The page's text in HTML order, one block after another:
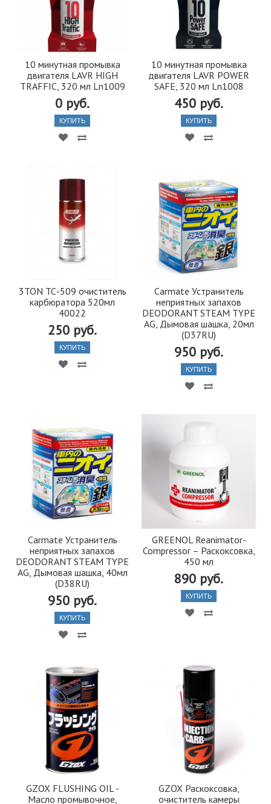
10 минутная промывка
двигателя LAVR HIGH
TRAFFIC, 320 мл Ln1009
0 руб.
КУПИТЬ
10 минутная промывка
двигателя LAVR POWER
SAFE, 320 мл Ln1008
450 руб.
КУПИТЬ
3TON ТС-509 очиститель
карбюратора 520мл
40022
250 руб.
КУПИТЬ
Carmate Устранитель
неприятных запахов
DEODORANT STEAM TYPE
AG, Дымовая шашка, 20мл
(D37RU)
950 руб.
КУПИТЬ
Carmate Устранитель
неприятных запахов
DEODORANT STEAM TYPE
AG, Дымовая шашка, 40мл
(D38RU)
950 руб.
КУПИТЬ
GREENOL Reanimator-
Compressor – Раскоксовка,
450 мл
890 руб.
КУПИТЬ
GZOX FLUSHING OIL -
Масло промывочное,
GZOX Раскоксовка,
очиститель камеры